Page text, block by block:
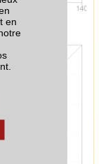
en